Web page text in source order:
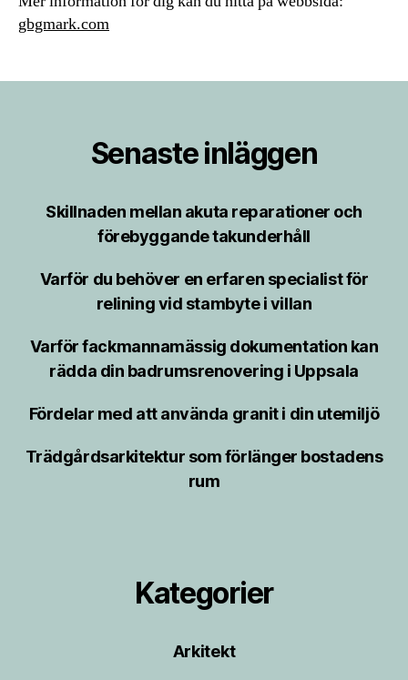
gbgmark.com
Senaste inläggen
Skillnaden mellan akuta reparationer och
förebyggande takunderhåll
Varför du behöver en erfaren specialist för
relining vid stambyte i villan
Varför fackmannamässig dokumentation kan
rädda din badrumsrenovering i Uppsala
Fördelar med att använda granit i din utemiljö
Trädgårdsarkitektur som förlänger bostadens
rum
Kategorier
Arkitekt